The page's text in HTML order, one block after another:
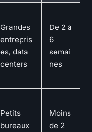
Grandes
entrepris
es, data
centers
De 2 à
6
semai
nes
Petits
bureaux
Moins
de 2